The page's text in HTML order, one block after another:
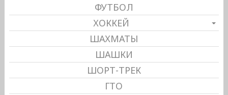
ФУТБОЛ
ХОККЕЙ
ШАХМАТЫ
ШАШКИ
ШОРТ-ТРЕК
ГТО